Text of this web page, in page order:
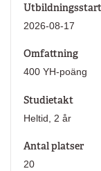
Utbildningsstart
2026-08-17
Omfattning
400 YH-poäng
Studietakt
Heltid, 2 år
Antal platser
20